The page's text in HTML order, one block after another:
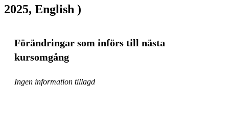
2025, English )
Förändringar som införs till nästa
kursomgång
Ingen information tillagd